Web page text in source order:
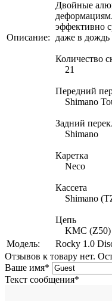
Описание:
Двойные
эффективно
даже в дождь
Количество
21
Передний
Shimano
Задний
Shimano
Каретка
Neco
Кассета
Shimano
Цепь
KMC (Z50)
Модель:
Rocky 1.0
Отзывов к товару нет.
Ваше имя*
Текст сообщения*